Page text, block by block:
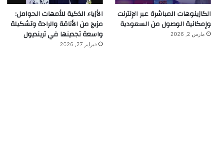
الكازينوهات المباشرة عبر الإنترنت
وإمكانية الوصول من السعودية
مارس 2, 2026
الأزياء الذكية للأمهات الحوامل:
مزيج من الأناقة والراحة وتشكيلة
واسعة تجدينها في ترينديول
فبراير 27, 2026